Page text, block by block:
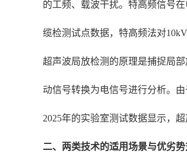
的工频、载波干扰。特高频信号
缆检测试点数据，特高频法对
超声波局放检测的原理是捕捉局
动信号转换为电信号进行分析。
2025年的实验室测试数据显示，
二、两类技术的适用场景与优劣